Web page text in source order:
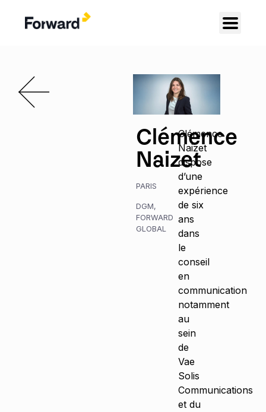
Clémence
Naizet
PARIS
DGM,
FORWARD
GLOBAL
Clémence
Naizet
dispose
d’une
expérience
de six
ans
dans
le
conseil
en
communication
notamment
au
sein
de
Vae
Solis
Communications
et du